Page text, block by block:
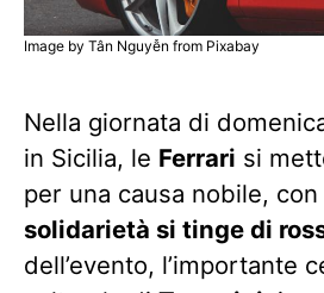
Image by Tân Nguyễn from Pixabay
Nella giornata di
in Sicilia, le Ferrari si
per una causa nobile, con
solidarietà si tinge di
dell’evento, l’importante